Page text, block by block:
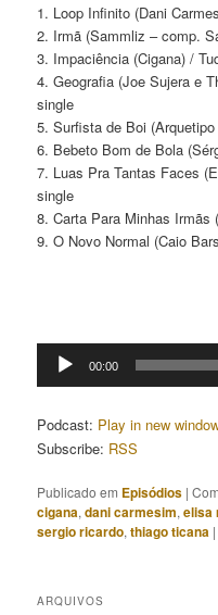
1. Loop Infinito (Dani
2. Irmã (Sammliz – comp.
3. Impaciência (Cigana) /
4. Geografia (Joe Sujera e
single
5. Surfista de Boi
6. Bebeto Bom de Bola
7. Luas Pra Tantas Faces
single
8. Carta Para Minhas Irmãs
9. O Novo Normal (Caio
Tocador
00:00
Podcast: Play in new
Subscribe: RSS
Publicado em Episódios |
cigana,dani carmesim,elisa
sergio ricardo,thiago ticana |
ARQUIVOS